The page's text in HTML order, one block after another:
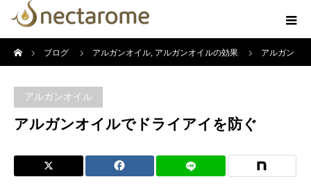
ブログ
アルガンオイル, アルガンオイルの効果 アルガン
アルガンオイル
アルガンオイルでドライアイを防ぐ